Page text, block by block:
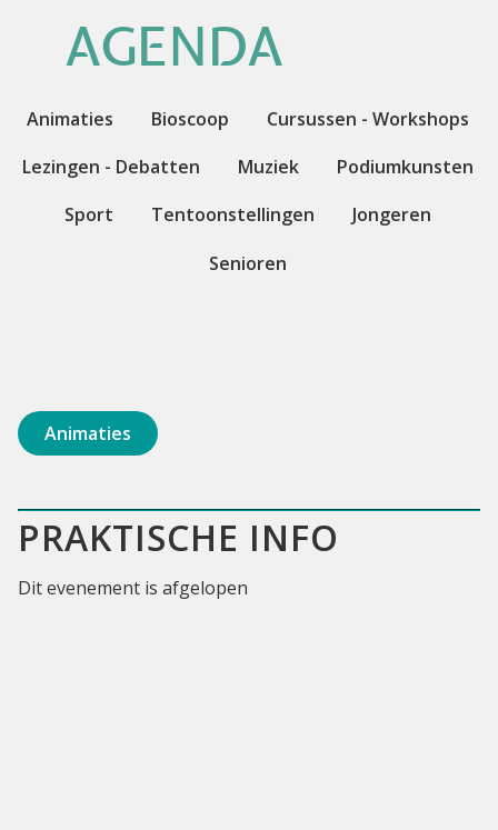
AGENDA
Animaties Bioscoop
Cursussen - Workshops
Lezingen - Debatten
Muziek
Podiumkunsten
Sport
Tentoonstellingen
Jongeren
Senioren
Animaties
PRAKTISCHE INFO
Dit evenement is afgelopen